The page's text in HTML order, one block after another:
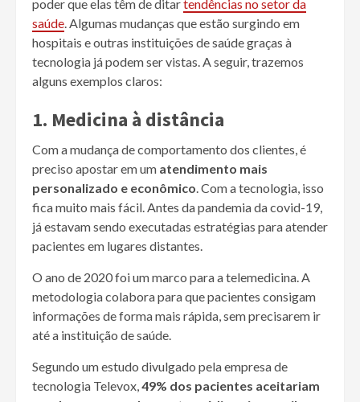
poder que elas têm de ditartendências no setor da
saúde. Algumas mudanças que estão surgindo em
hospitais e outras instituições de saúde graças à
tecnologia já podem ser vistas. A seguir, trazemos
alguns exemplos claros:
1. Medicina à distância
Com a mudança de comportamento dos clientes, é
preciso apostar em um atendimento mais
personalizado e econômico. Com a tecnologia, isso
fica muito mais fácil. Antes da pandemia da covid-19,
já estavam sendo executadas estratégias para atender
pacientes em lugares distantes.
O ano de 2020 foi um marco para a telemedicina. A
metodologia colabora para que pacientes consigam
informações de forma mais rápida, sem precisarem ir
até a instituição de saúde.
Segundo um estudo divulgado pela empresa de
tecnologia Televox,49% dos pacientes aceitariam